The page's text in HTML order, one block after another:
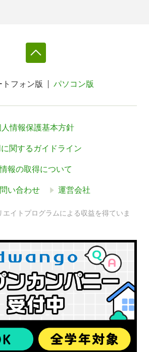
トフォン版 パソコン版
人情報保護基本方針
関するガイドライン
報の取得について
い合わせ 運営会社
イトプログラムによる収益を得ていま